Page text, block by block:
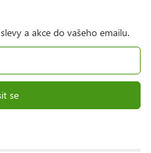
a akce do vašeho emailu.
se